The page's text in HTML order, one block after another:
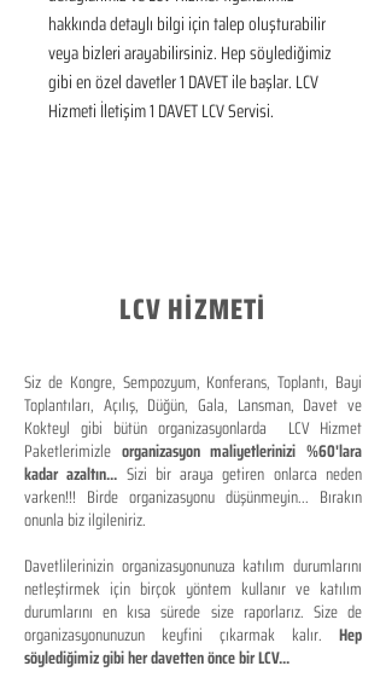
hakkında detaylı bilgi için talep oluşturabilir
veya bizleri arayabilirsiniz. Hep söylediğimiz
gibi en özel davetler 1 DAVET ile başlar. LCV
Hizmeti İletişim 1 DAVET LCV Servisi.
LCV HİZMETİ
Siz de Kongre, Sempozyum, Konferans, Toplantı, Bayi
Toplantıları, Açılış, Düğün, Gala, Lansman, Davet ve
Kokteyl gibi bütün organizasyonlarda LCV Hizmet
Paketlerimizle organizasyon maliyetlerinizi %60'lara
kadar azaltın... Sizi bir araya getiren onlarca neden
varken!!! Birde organizasyonu düşünmeyin... Bırakın
onunla biz ilgileniriz.
Davetlilerinizin organizasyonunuza katılım durumlarını
netleştirmek için birçok yöntem kullanır ve katılım
durumlarını en kısa sürede size raporlarız. Size de
organizasyonunuzun keyfini çıkarmak kalır. Hep
söylediğimiz gibi her davetten önce bir LCV...